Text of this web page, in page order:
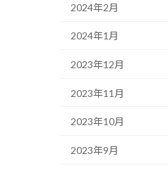
2024年2月
2024年1月
2023年12月
2023年11月
2023年10月
2023年9月